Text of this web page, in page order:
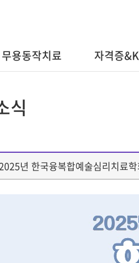
무용동작치료 자격증
식
년 한국융복합예술심리치료